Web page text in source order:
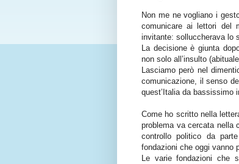
Non me ne vogliano i
comunicare ai lettori del
invitante: solluccherava lo
La decisione è giunta
non solo all’insulto
Lasciamo però nel
comunicazione, il senso
quest’Italia da bassissimo
Come ho scritto nella
problema va cercata nella
controllo politico da
fondazioni che oggi vanno
Le varie fondazioni che